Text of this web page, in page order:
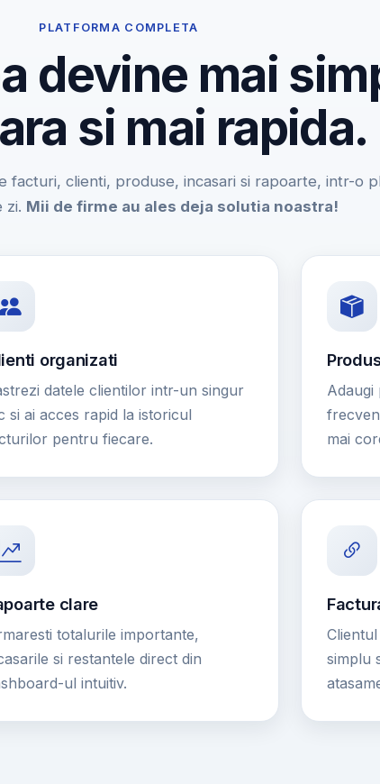
PLATFORMA COMPLETA
devine mai
si mai rapida.
facturi, clienti, produse, incasari si rapoarte, intr-o
zi. Mii de firme au ales deja solutia noastra!
organizati
datele clientilor intr-un singur
si ai acces rapid la istoricul
pentru fiecare.
Adaugi
mai
clare
totalurile importante,
si restantele direct din
ul intuitiv.
simplu